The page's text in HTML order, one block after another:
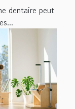
dentaire peut